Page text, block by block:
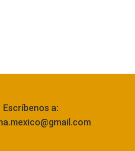
Escríbenos a: